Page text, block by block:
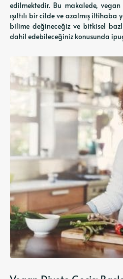
edilmektedir. Bu makalede, vegan
ışıltılı bir cilde ve azalmış
bilime değineceğiz ve bitkisel
dahil edebileceğiniz konusunda